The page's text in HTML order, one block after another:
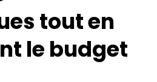
tout en
le budget